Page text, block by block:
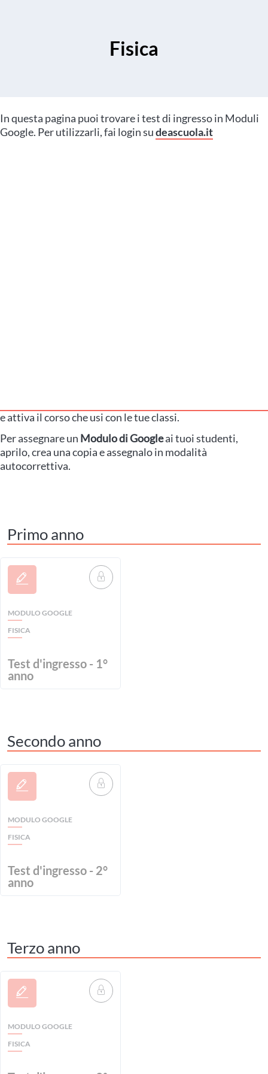
Fisica
In questa pagina puoi trovare i test di ingresso in Moduli
Google. Per utilizzarli, fai login sudeascuola.it
e attiva il corso che usi con le tue classi.
Per assegnare un Modulo di Googleai tuoi studenti,
aprilo, crea una copia e assegnalo in modalità
autocorrettiva.
Primo anno
MODULO GOOGLE
FISICA
Test d'ingresso - 1°
anno
Secondo anno
MODULO GOOGLE
FISICA
Test d'ingresso - 2°
anno
Terzo anno
MODULO GOOGLE
FISICA